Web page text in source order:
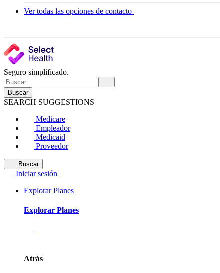
Ver todas las opciones de contacto
Seguro simplificado.
Buscar
SEARCH SUGGESTIONS
Medicare
Empleador
Medicaid
Proveedor
Buscar
Iniciar sesión
Explorar Planes
Explorar Planes
Atrás